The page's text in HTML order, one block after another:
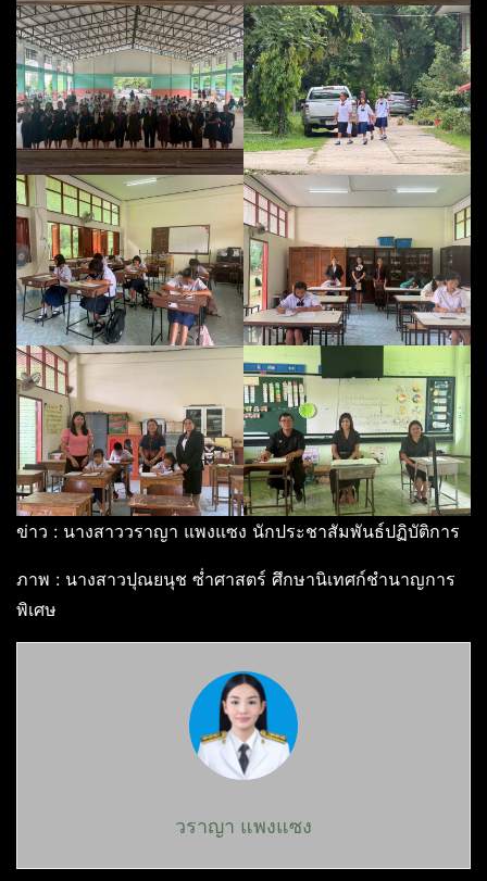
ข่าว : นางสาววราญา แพงแซง นักประชาสัมพันธ์ปฏิบัติการ
ภาพ : นางสาวปุณยนุช ซ่ำศาสตร์ ศึกษานิเทศก์ชำนาญการ
พิเศษ
วราญา แพงแซง